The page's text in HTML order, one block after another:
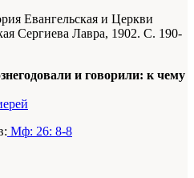
Евангельская и Церкви
Сергиева Лавра, 1902. С. 190-
и говорили: к чему
Мф: 26: 8-8